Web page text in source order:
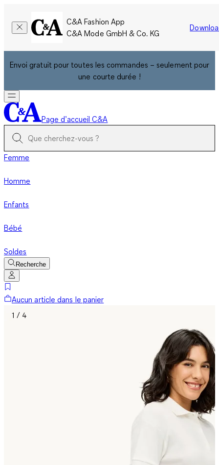
C&A Fashion App
C&A Mode GmbH & Co. KG
Envoi gratuit pour toutes les commandes – seulement pour
une courte durée !
Page d’accueil C&A
Femme
Homme
Enfants
Bébé
Soldes
Recherche
Aucun article dans le panier
1 / 4